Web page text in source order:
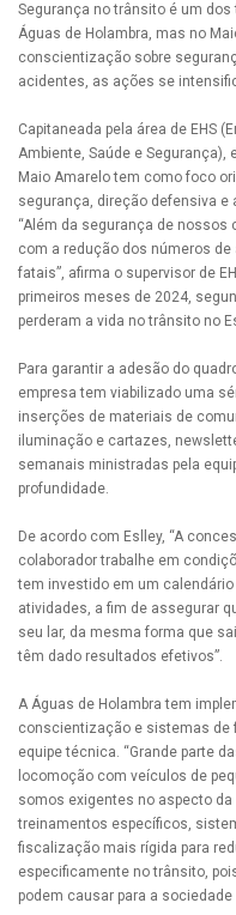
Segurança no trânsito é um
Águas de Holambra, mas no
conscientização sobre
acidentes, as ações se
Capitaneada pela área de EHS
Ambiente, Saúde e Segurança),
Maio Amarelo tem como foco
segurança, direção defensiva
“Além da segurança de nossos
com a redução dos números
fatais”, afirma o supervisor de
primeiros meses de 2024,
perderam a vida no trânsito no
Para garantir a adesão do
empresa tem viabilizado uma
inserções de materiais de
iluminação e cartazes,
semanais ministradas pela
profundidade.
De acordo com Eslley, “A
colaborador trabalhe em
tem investido em um
atividades, a fim de assegurar
seu lar, da mesma forma que
têm dado resultados efetivos”.
A Águas de Holambra tem
conscientização e sistemas de
equipe técnica. “Grande parte
locomoção com veículos de
somos exigentes no aspecto
treinamentos específicos,
fiscalização mais rígida para
especificamente no trânsito,
podem causar para a